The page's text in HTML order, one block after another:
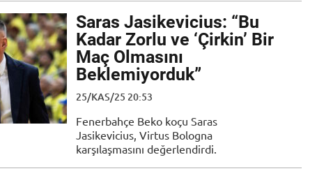
Saras Jasikevicius: “Bu
Kadar Zorlu ve ‘Çirkin’ Bir
Maç Olmasını
Beklemiyorduk”
25/KAS/25 20:53
Fenerbahçe Beko koçu Saras
Jasikevicius, Virtus Bologna
karşılaşmasını değerlendirdi.